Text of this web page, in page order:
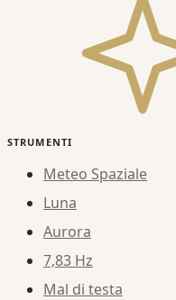
STRUMENTI
Meteo Spaziale
Luna
Aurora
7,83 Hz
Mal di testa